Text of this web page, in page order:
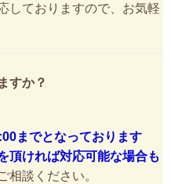
しておりますので、お気軽
すか？
までとなっております
頂ければ対応可能な場合も
相談ください。